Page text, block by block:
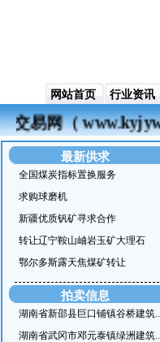
网站首页 行业资讯
交易网（
最新供求
全国煤炭指标置换服务
求购球磨机
新疆优质钒矿寻求合作
转让辽宁鞍山岫岩玉矿大理石
鄂尔多斯露天焦煤矿转让
拍卖信息
湖南省新邵县巨口铺镇谷桥建筑..
湖南省武冈市邓元泰镇绿洲建筑..